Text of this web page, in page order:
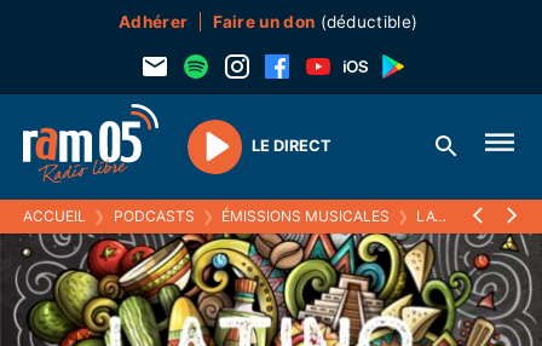
Adhérer Faire un don (déductible)
Play
LE DIRECT
ACCUEIL ❯ PODCASTS ❯ ÉMISSIONS MUSICALES ❯ LATINO AMERICA